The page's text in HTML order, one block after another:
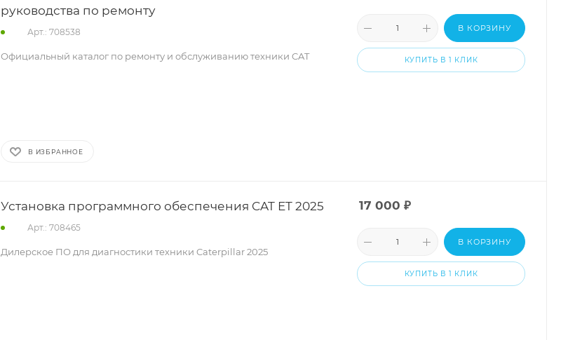
руководства по ремонту
Арт.: 708538
Официальный каталог по ремонту и обслуживанию техники CAT
В ИЗБРАННОЕ
В КОРЗИНУ
КУПИТЬ В 1 КЛИК
Установка программного обеспечения CAT ET 2025
Арт.: 708465
Дилерское ПО для диагностики техники Caterpillar 2025
17 000 ₽
В КОРЗИНУ
КУПИТЬ В 1 КЛИК